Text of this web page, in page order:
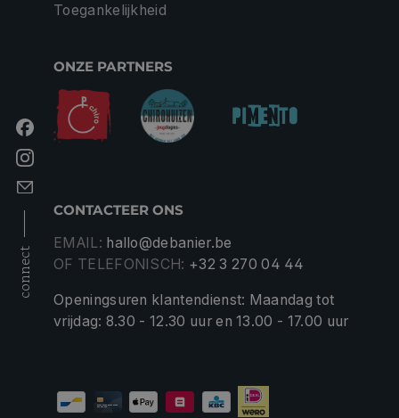
connect
Toegankelijkheid
ONZE PARTNERS
CONTACTEER ONS
EMAIL: hallo@debanier.be
OF TELEFONISCH: +32 3 270 04 44
Openingsuren klantendienst: Maandag tot
vrijdag: 8.30 - 12.30 uur en 13.00 - 17.00 uur